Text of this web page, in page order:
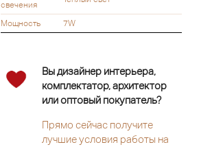
свечения
Мощность 7W
Вы дизайнер интерьера,
комплектатор, архитектор
или оптовый покупатель?
Прямо сейчас получите
лучшие условия работы на